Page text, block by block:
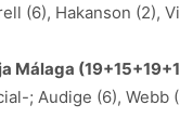
(6), Hakanson (2),
Málaga
; Audige (6), Webb